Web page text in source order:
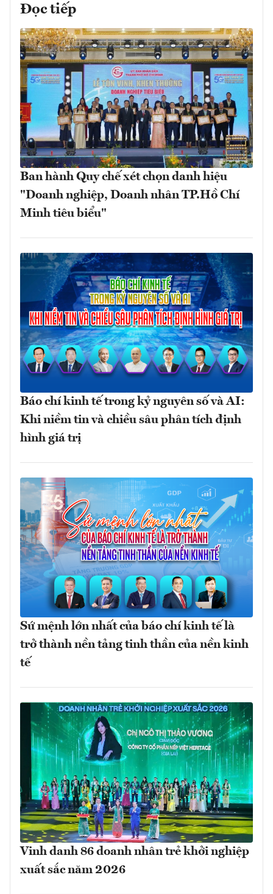
Đọc tiếp
Ban hành Quy chế xét chọn danh hiệu
"Doanh nghiệp, Doanh nhân TP.Hồ Chí
Minh tiêu biểu"
Báo chí kinh tế trong kỷ nguyên số và AI:
Khi niềm tin và chiều sâu phân tích định
hình giá trị
Sứ mệnh lớn nhất của báo chí kinh tế là
trở thành nền tảng tinh thần của nền kinh
tế
Vinh danh 86 doanh nhân trẻ khởi nghiệp
xuất sắc năm 2026